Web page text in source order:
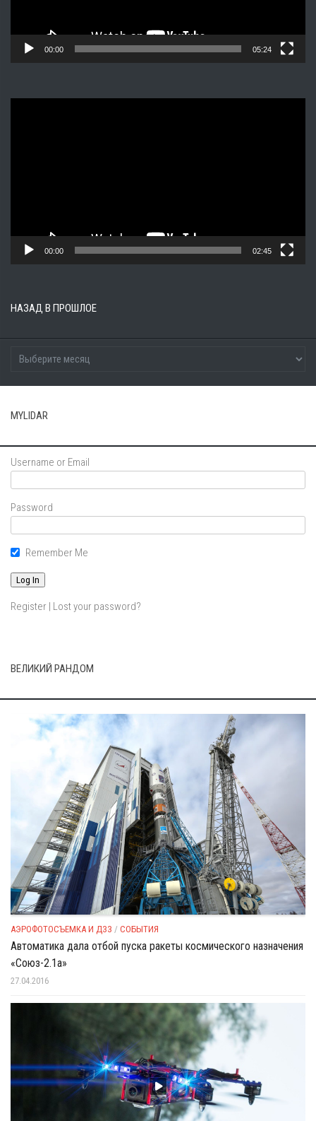
00:00 05:24
00:00 02:45
НАЗАД В ПРОШЛОЕ
MYLIDAR
Username or Email
Password
Remember Me
Register | Lost your password?
ВЕЛИКИЙ РАНДОМ
АЭРОФОТОСЪЕМКА И ДЗЗ / СОБЫТИЯ
Автоматика дала отбой пуска ракеты космического назначения
«Союз-2.1а»
27.04.2016